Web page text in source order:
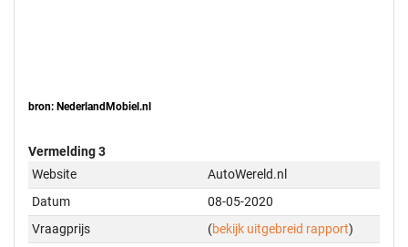
bron: NederlandMobiel.nl
Vermelding 3
Website
AutoWereld.nl
Datum
08-05-2020
Vraagprijs
(bekijk uitgebreid rapport)